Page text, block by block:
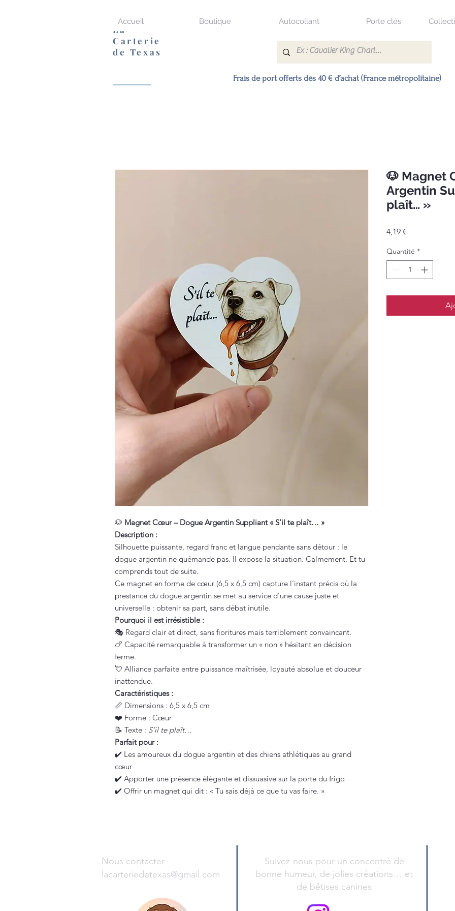
La
Carterie
de Texas
Accueil Boutique Autocollant Porte clés
Frais de port offerts dès 40 € d’achat (France métropolitaine)
🐶 Magnet Cœur – Dogue Argentin Suppliant « S’il te plaît… »
Description :
Silhouette puissante, regard franc et langue pendante sans détour : le
dogue argentin ne quémande pas. Il expose la situation. Calmement. Et tu
comprends tout de suite.
Ce magnet en forme de cœur (6,5 x 6,5 cm) capture l’instant précis où la
prestance du dogue argentin se met au service d’une cause juste et
universelle : obtenir sa part, sans débat inutile.
Pourquoi il est irrésistible :
🎭 Regard clair et direct, sans fioritures mais terriblement convaincant.
🍗 Capacité remarquable à transformer un « non » hésitant en décision
ferme.
💘 Alliance parfaite entre puissance maîtrisée, loyauté absolue et douceur
inattendue.
Caractéristiques :
📏 Dimensions : 6,5 x 6,5 cm
❤️ Forme : Cœur
📝 Texte : S’il te plaît…
Parfait pour :
✔️ Les amoureux du dogue argentin et des chiens athlétiques au grand
cœur
✔️ Apporter une présence élégante et dissuasive sur la porte du frigo
✔️ Offrir un magnet qui dit : « Tu sais déjà ce que tu vas faire. »
🐶 Magnet
Argentin
plaît… »
4,19 €
Quantité *
Nous contacter
lacarteriedetexas@gmail.com
Suivez-nous pour un concentré de
bonne humeur, de jolies créations… et
de bêtises canines